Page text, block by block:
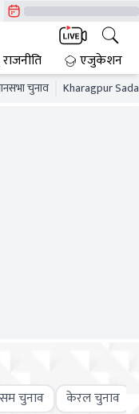
राजनीति एजुकेशन
चुनाव Kharagpur
चुनाव केरल चुनाव